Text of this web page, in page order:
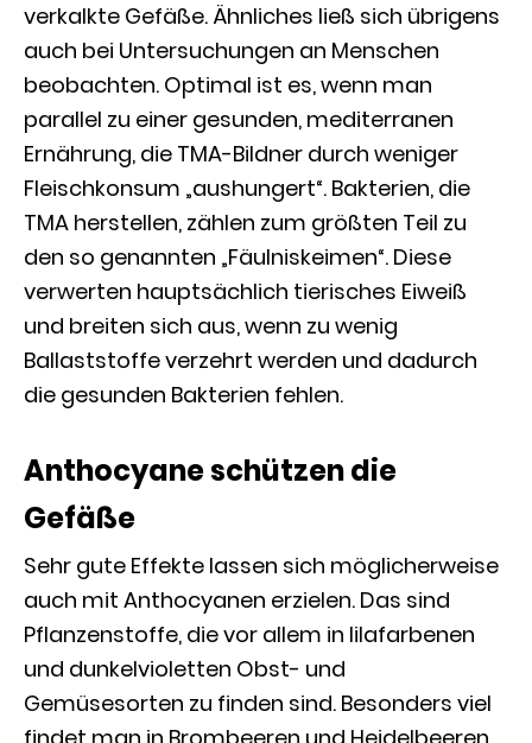
verkalkte Gefäße. Ähnliches ließ sich übrigens
auch bei Untersuchungen an Menschen
beobachten. Optimal ist es, wenn man
parallel zu einer gesunden, mediterranen
Ernährung, die TMA-Bildner durch weniger
Fleischkonsum „aushungert“. Bakterien, die
TMA herstellen, zählen zum größten Teil zu
den so genannten „Fäulniskeimen“. Diese
verwerten hauptsächlich tierisches Eiweiß
und breiten sich aus, wenn zu wenig
Ballaststoffe verzehrt werden und dadurch
die gesunden Bakterien fehlen.
Anthocyane schützen die
Gefäße
Sehr gute Effekte lassen sich möglicherweise
auch mit Anthocyanen erzielen. Das sind
Pflanzenstoffe, die vor allem in lilafarbenen
und dunkelvioletten Obst- und
Gemüsesorten zu finden sind. Besonders viel